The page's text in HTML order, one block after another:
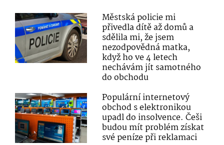
Městská policie mi
přivedla dítě až domů a
sdělila mi, že jsem
nezodpovědná matka,
když ho ve 4 letech
nechávám jít samotného
do obchodu
Populární internetový
obchod s elektronikou
upadl do insolvence. Češi
budou mít problém získat
své peníze při reklamaci